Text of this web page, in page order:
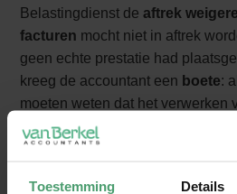
Toestemming Details
Belastingdienst de aftrek
facturen mocht niet in aftrek
geen echte prestatie had
kreeg de accountant een boete:
moeten weten dat het verwerken
tot te weinig betaalde belasting.